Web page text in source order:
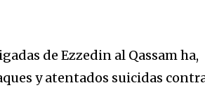
de Ezzedin al Qassam ha,
y atentados suicidas